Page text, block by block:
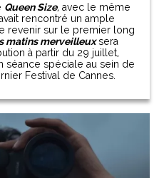
Queen Size, avec le même
rencontré un ample
revenir sur le premier long
matins merveilleuxsera
à partir du 29 juillet,
séance spéciale au sein de
Festival de Cannes.